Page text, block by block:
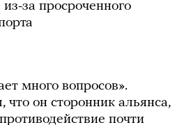
за просроченного
много вопросов».
он сторонник альянса,
почти